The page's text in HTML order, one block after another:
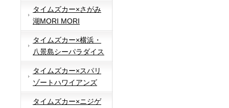
タイムズカー×さがみ
湖MORI MORI
タイムズカー×横浜・
八景島シーパラダイス
タイムズカー×スパリ
ゾートハワイアンズ
タイムズカー×ニジゲ